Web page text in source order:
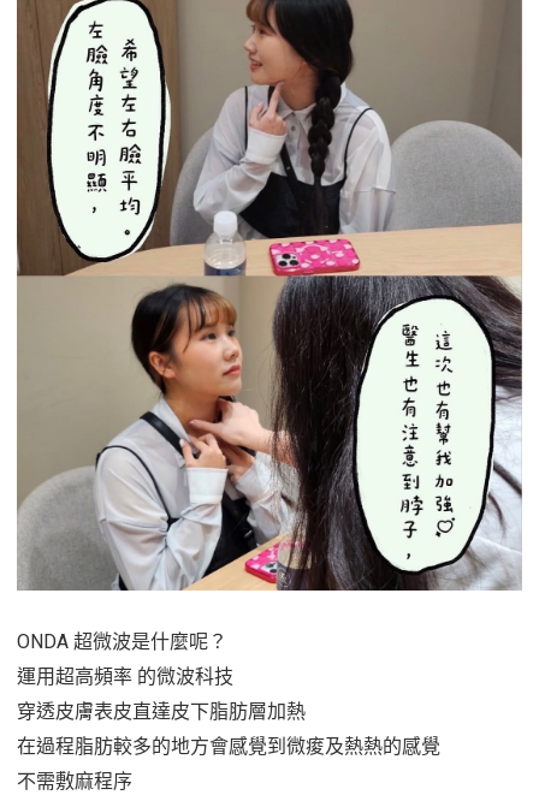
ONDA 超微波是什麼呢？
運用超高頻率 的微波科技
穿透皮膚表皮直達皮下脂肪層加熱
在過程脂肪較多的地方會感覺到微痠及熱熱的感覺
不需敷麻程序